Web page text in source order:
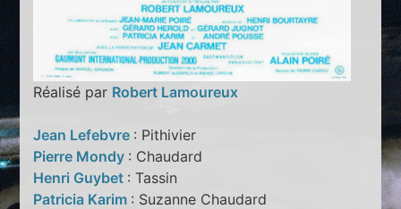
Réalisé par Robert Lamoureux
Jean Lefebvre : Pithivier
Pierre Mondy : Chaudard
Henri Guybet : Tassin
Patricia Karim : Suzanne Chaudard